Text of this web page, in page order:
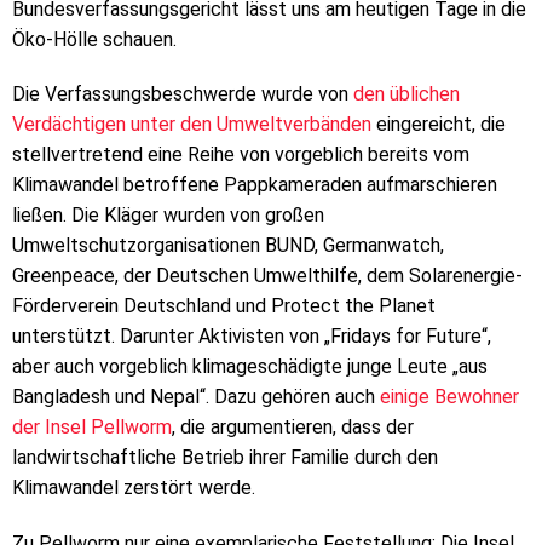
Bundesverfassungsgericht lässt uns am heutigen Tage in die
Öko-Hölle schauen.
Die Verfassungsbeschwerde wurde von den üblichen
Verdächtigen unter den Umweltverbänden eingereicht, die
stellvertretend eine Reihe von vorgeblich bereits vom
Klimawandel betroffene Pappkameraden aufmarschieren
ließen. Die Kläger wurden von großen
Umweltschutzorganisationen BUND, Germanwatch,
Greenpeace, der Deutschen Umwelthilfe, dem Solarenergie-
Förderverein Deutschland und Protect the Planet
unterstützt. Darunter Aktivisten von „Fridays for Future“,
aber auch vorgeblich klimageschädigte junge Leute „aus
Bangladesh und Nepal“. Dazu gehören auch einige Bewohner
der Insel Pellworm, die argumentieren, dass der
landwirtschaftliche Betrieb ihrer Familie durch den
Klimawandel zerstört werde.